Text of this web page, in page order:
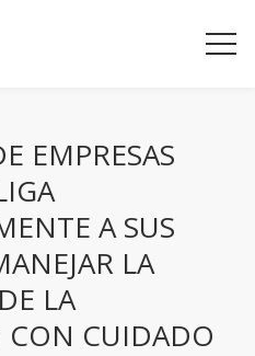
EMPRESAS
A SUS
LA
LA
CUIDADO